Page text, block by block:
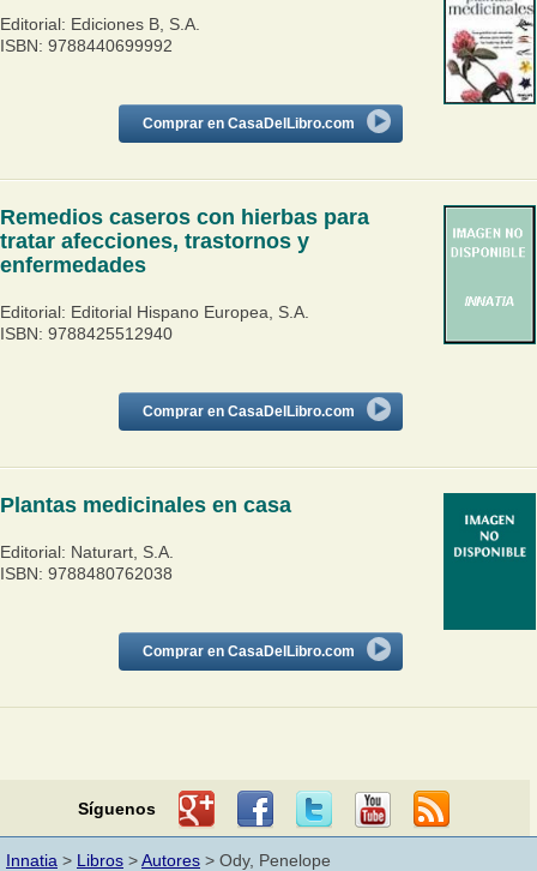
Editorial: Ediciones B, S.A.
ISBN: 9788440699992
Comprar en CasaDelLibro.com
Remedios caseros con hierbas para
tratar afecciones, trastornos y
enfermedades
Editorial: Editorial Hispano Europea, S.A.
ISBN: 9788425512940
Comprar en CasaDelLibro.com
Plantas medicinales en casa
Editorial: Naturart, S.A.
ISBN: 9788480762038
Comprar en CasaDelLibro.com
Síguenos
Innatia > Libros >Autores > Ody, Penelope